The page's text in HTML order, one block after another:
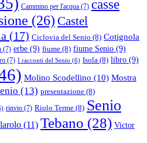
Cammino per l'acqua (7) casse
(26) Castel
(17) Ciclovia del Senio (8) Cotignola
(7) erbe (9) fiume (8) fiume Senio (9)
(7) I racconti del Senio (6) Isola (8) libro (9)
Molino Scodellino (10) Mostra
(13) presentazione (8)
rinvio (7) Riolo Terme (8) Senio
(11) Tebano (28) Victor